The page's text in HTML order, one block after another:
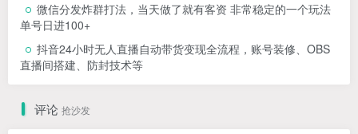
微信分发炸群打法，当天做了就有客资 非常稳定的一个玩法
单号日进100+
抖音24小时无人直播自动带货变现全流程，账号装修、OBS
直播间搭建、防封技术等
评论 抢沙发